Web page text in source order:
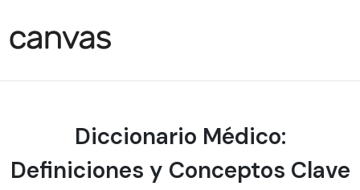
Diccionario Médico:
Definiciones y Conceptos Clave